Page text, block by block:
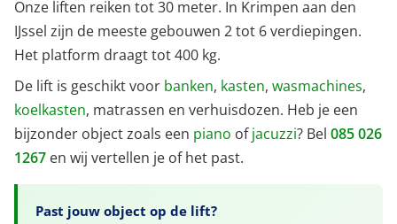
Onze liften reiken tot 30 meter. In Krimpen aan den
IJssel zijn de meeste gebouwen 2 tot 6 verdiepingen.
Het platform draagt tot 400 kg.
De lift is geschikt voor banken, kasten, wasmachines,
koelkasten, matrassen en verhuisdozen. Heb je een
bijzonder object zoals een piano ofjacuzzi? Bel 085 026
1267 en wij vertellen je of het past.
Past jouw object op de lift?